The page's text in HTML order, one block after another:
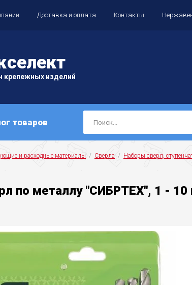
Доставка и оплата Контакты
селект
крепежных изделий
товаров
и расходные материалы
  /
Сверла
  /
Наборы сверл,
по металлу "СИБРТЕХ", 1 -